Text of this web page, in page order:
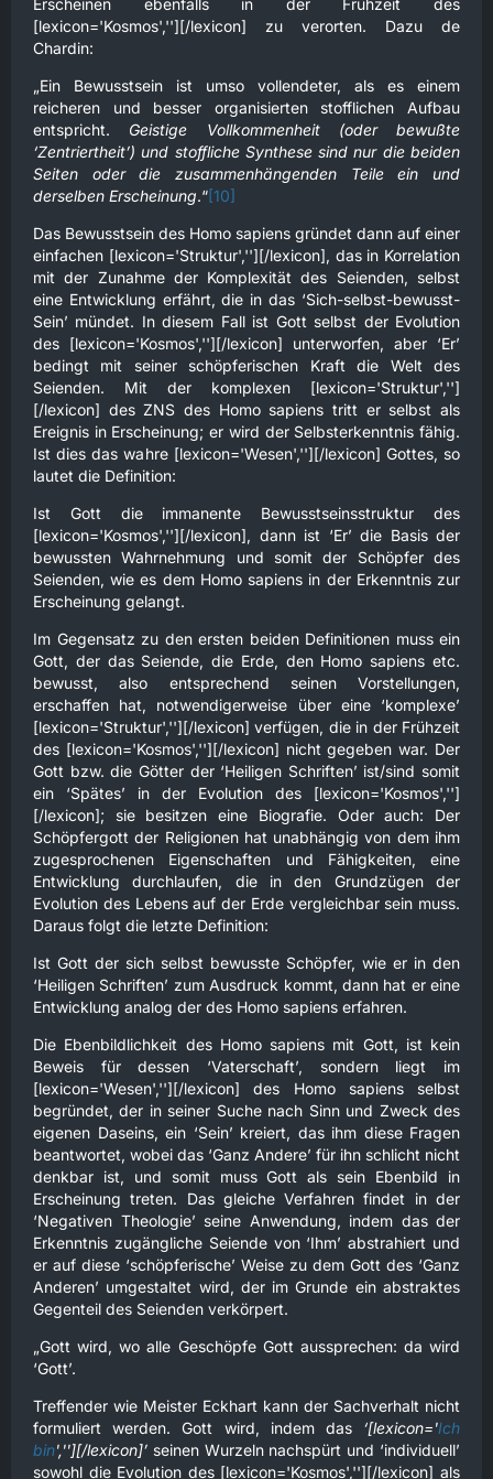
Erscheinen ebenfalls in der Frühzeit des
[lexicon='Kosmos',''][/lexicon] zu verorten. Dazu de
Chardin:
„Ein Bewusstsein ist umso vollendeter, als es einem
reicheren und besser organisierten stofflichen Aufbau
entspricht. Geistige Vollkommenheit (oder bewußte
‘Zentriertheit’) und stoffliche Synthese sind nur die beiden
Seiten oder die zusammenhängenden Teile ein und
derselben Erscheinung.“[10]
Das Bewusstsein des Homo sapiens gründet dann auf einer
einfachen [lexicon='Struktur',''][/lexicon], das in Korrelation
mit der Zunahme der Komplexität des Seienden, selbst
eine Entwicklung erfährt, die in das ‘Sich-selbst-bewusst-
Sein’ mündet. In diesem Fall ist Gott selbst der Evolution
des [lexicon='Kosmos',''][/lexicon] unterworfen, aber ‘Er’
bedingt mit seiner schöpferischen Kraft die Welt des
Seienden. Mit der komplexen [lexicon='Struktur','']
[/lexicon] des ZNS des Homo sapiens tritt er selbst als
Ereignis in Erscheinung; er wird der Selbsterkenntnis fähig.
Ist dies das wahre [lexicon='Wesen',''][/lexicon] Gottes, so
lautet die Definition:
Ist Gott die immanente Bewusstseinsstruktur des
[lexicon='Kosmos',''][/lexicon], dann ist ‘Er’ die Basis der
bewussten Wahrnehmung und somit der Schöpfer des
Seienden, wie es dem Homo sapiens in der Erkenntnis zur
Erscheinung gelangt.
Im Gegensatz zu den ersten beiden Definitionen muss ein
Gott, der das Seiende, die Erde, den Homo sapiens etc.
bewusst, also entsprechend seinen Vorstellungen,
erschaffen hat, notwendigerweise über eine ‘komplexe’
[lexicon='Struktur',''][/lexicon] verfügen, die in der Frühzeit
des [lexicon='Kosmos',''][/lexicon] nicht gegeben war. Der
Gott bzw. die Götter der ‘Heiligen Schriften’ ist/sind somit
ein ‘Spätes’ in der Evolution des [lexicon='Kosmos','']
[/lexicon]; sie besitzen eine Biografie. Oder auch: Der
Schöpfergott der Religionen hat unabhängig von dem ihm
zugesprochenen Eigenschaften und Fähigkeiten, eine
Entwicklung durchlaufen, die in den Grundzügen der
Evolution des Lebens auf der Erde vergleichbar sein muss.
Daraus folgt die letzte Definition:
Ist Gott der sich selbst bewusste Schöpfer, wie er in den
‘Heiligen Schriften’ zum Ausdruck kommt, dann hat er eine
Entwicklung analog der des Homo sapiens erfahren.
Die Ebenbildlichkeit des Homo sapiens mit Gott, ist kein
Beweis für dessen ‘Vaterschaft’, sondern liegt im
[lexicon='Wesen',''][/lexicon] des Homo sapiens selbst
begründet, der in seiner Suche nach Sinn und Zweck des
eigenen Daseins, ein ‘Sein’ kreiert, das ihm diese Fragen
beantwortet, wobei das ‘Ganz Andere’ für ihn schlicht nicht
denkbar ist, und somit muss Gott als sein Ebenbild in
Erscheinung treten. Das gleiche Verfahren findet in der
‘Negativen Theologie’ seine Anwendung, indem das der
Erkenntnis zugängliche Seiende von ‘Ihm’ abstrahiert und
er auf diese ‘schöpferische’ Weise zu dem Gott des ‘Ganz
Anderen’ umgestaltet wird, der im Grunde ein abstraktes
Gegenteil des Seienden verkörpert.
„Gott wird, wo alle Geschöpfe Gott aussprechen: da wird
‘Gott’.
Treffender wie Meister Eckhart kann der Sachverhalt nicht
formuliert werden. Gott wird, indem das ‘[lexicon='Ich
bin',''][/lexicon]’ seinen Wurzeln nachspürt und ‘individuell’
sowohl die Evolution des [lexicon='Kosmos',''][/lexicon] als